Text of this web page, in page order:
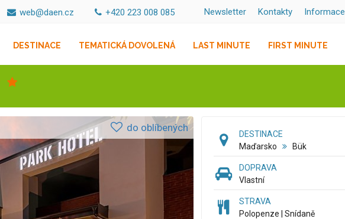
Informace
Kontakty
Newsletter
+420 223 008 085
web@daen.cz
DESTINACE TEMATICKÁ DOVOLENÁ LAST MINUTE FIRST MINUTE
do oblíbených
DESTINACE
Maďarsko
Bük
DOPRAVA
Vlastní
STRAVA
Polopenze | Snídaně